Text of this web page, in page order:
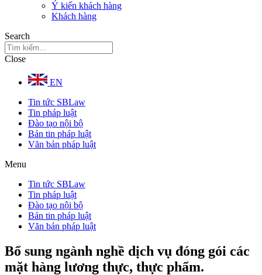
Ý kiến khách hàng
Khách hàng
Search
Close
EN
Tin tức SBLaw
Tin pháp luật
Đào tạo nội bộ
Bản tin pháp luật
Văn bản pháp luật
Menu
Tin tức SBLaw
Tin pháp luật
Đào tạo nội bộ
Bản tin pháp luật
Văn bản pháp luật
Bổ sung ngành nghề dịch vụ đóng gói các
mặt hàng lương thực, thực phẩm.